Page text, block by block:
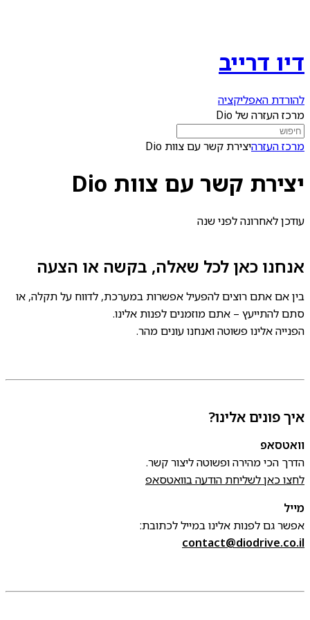
דיו דרייב
להורדת האפליקציה
מרכז העזרה של Dio
מרכז העזרהיצירת קשר עם צוות Dio
יצירת קשר עם צוות Dio
עודכן לאחרונהלפני שנה
אנחנו כאן לכל שאלה, בקשה או הצעה
בין אם אתם רוצים להפעיל אפשרות במערכת, לדווח על תקלה, או
סתם להתייעץ – אתם מוזמנים לפנות אלינו.
הפנייה אלינו פשוטה ואנחנו עונים מהר.
איך פונים אלינו?
וואטסאפ
הדרך הכי מהירה ופשוטה ליצור קשר.
לחצו כאן לשליחת הודעה בוואטסאפ
מייל
אפשר גם לפנות אלינו במייל לכתובת:
contact@diodrive.co.il